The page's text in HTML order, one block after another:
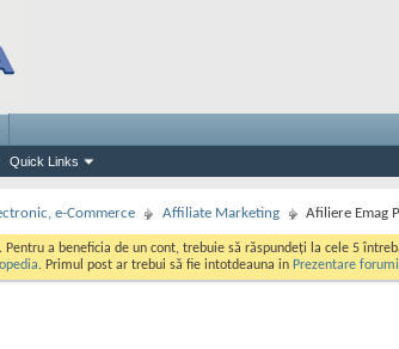
Quick Links
e-Commerce Affiliate Marketing Afiliere Emag
. Pentru a beneficia de un cont, trebuie să răspundeți la cele 5
. Primul post ar trebui să fie intotdeauna in Prezentare